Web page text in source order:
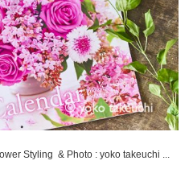
Styling & Photo : yoko takeuchi ...